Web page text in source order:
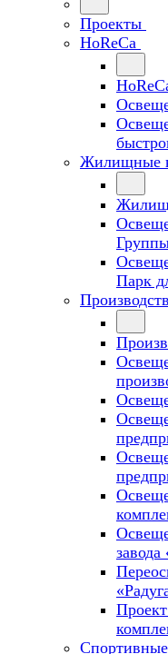
Проекты
HoReCa
Жилищные
Парк